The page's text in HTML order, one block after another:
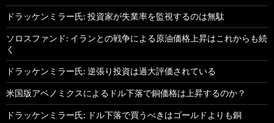
ドラッケンミラー氏: 投資家が失業率を監視するのは無駄
ソロスファンド: イランとの戦争による原油価格上昇はこれからも続
く
ドラッケンミラー氏: 逆張り投資は過大評価されている
米国版アベノミクスによるドル下落で銅価格は上昇するのか？
ドラッケンミラー氏: ドル下落で買うべきはゴールドよりも銅